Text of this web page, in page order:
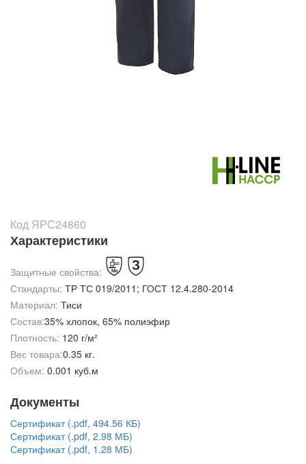
Код ЯРС24860
Характеристики
Защитные свойства:
Стандарты: ТР ТС 019/2011; ГОСТ 12.4.280-2014
Материал: Тиси
Состав:35% хлопок, 65% полиэфир
Плотность: 120 г/м²
Вес товара:0.35 кг.
Объем: 0.001 куб.м
Документы
Сертификат (.pdf, 494.56 КБ)
Сертификат (.pdf, 2.98 МБ)
Сертификат (.pdf, 1.28 МБ)